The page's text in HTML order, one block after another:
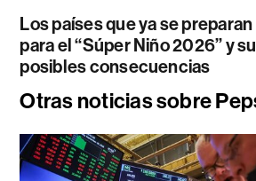
Los países que ya se preparan
para el “Súper Niño 2026” y
posibles consecuencias
Otras noticias sobre